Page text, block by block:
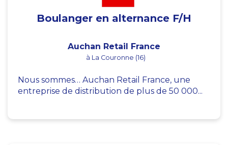
Boulanger en alternance F/H
Auchan Retail France
à La Couronne (16)
Nous sommes… Auchan Retail France, une
entreprise de distribution de plus de 50 000...